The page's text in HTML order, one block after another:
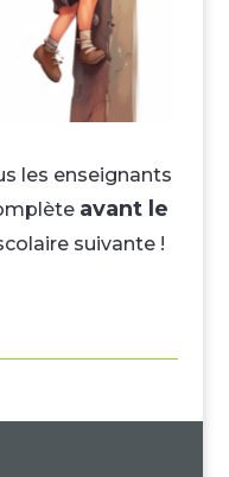
les enseignants
avant le
suivante !